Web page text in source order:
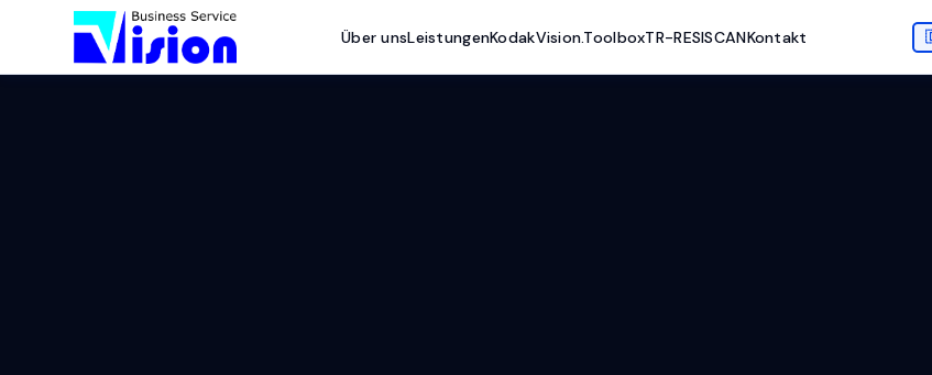
Über unsLeistungenKodakVision.ToolboxTR-RESISCANKontakt